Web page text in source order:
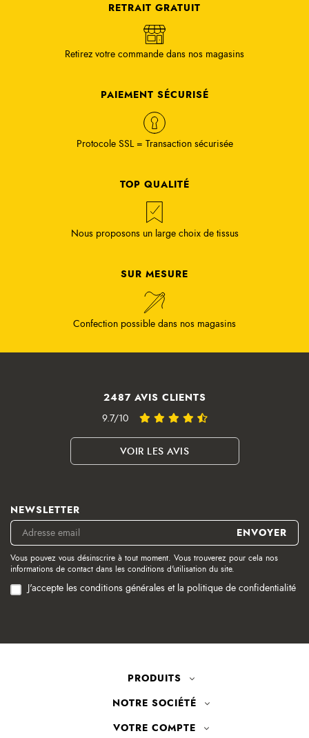
RETRAIT GRATUIT
Retirez votre commande dans nos magasins
PAIEMENT SÉCURISÉ
Protocole SSL = Transaction sécurisée
TOP QUALITÉ
Nous proposons un large choix de tissus
SUR MESURE
Confection possible dans nos magasins
2487 AVIS CLIENTS
9.7/10
VOIR LES AVIS
NEWSLETTER
Vous pouvez vous désinscrire à tout moment. Vous trouverez pour cela nos
informations de contact dans les conditions d'utilisation du site.
J'accepte les conditions générales et la politique de confidentialité
PRODUITS
NOTRE SOCIÉTÉ
VOTRE COMPTE